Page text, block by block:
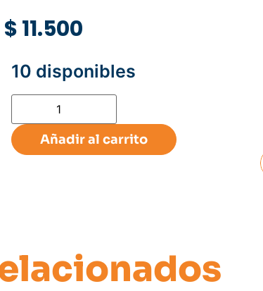
$11.500
10 disponibles
Añadir al carrito